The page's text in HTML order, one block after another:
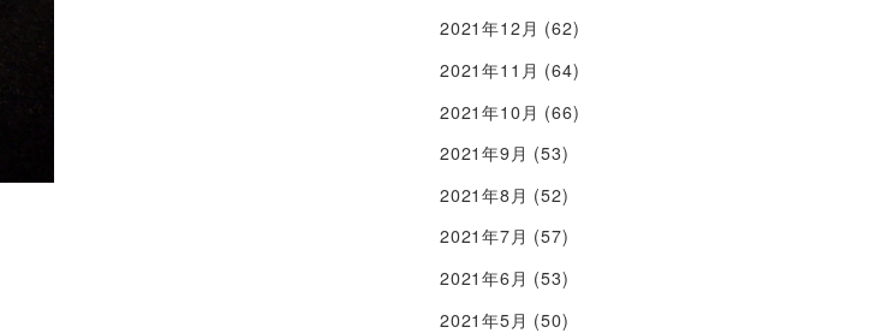
2021年12月 (62)
2021年11月 (64)
2021年10月 (66)
2021年9月 (53)
2021年8月 (52)
2021年7月 (57)
2021年6月 (53)
2021年5月 (50)